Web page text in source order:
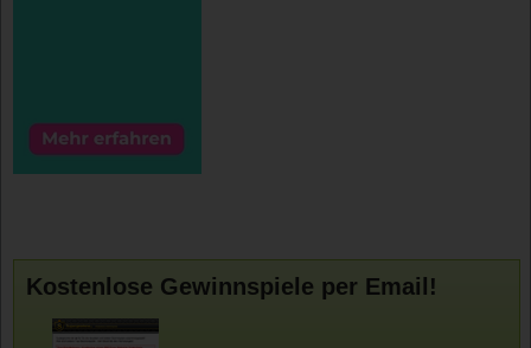
Kostenlose Gewinnspiele per Email!